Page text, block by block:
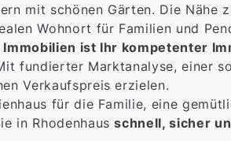
mit schönen Gärten. Die Nähe
Wohnort für Familien und
ist Ihr kompetenter
fundierter Marktanalyse, einer
Verkaufspreis erzielen.
für die Familie, eine
in Rhodenhausschnell, sicher